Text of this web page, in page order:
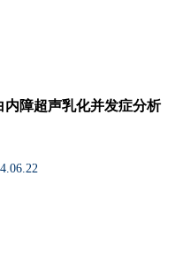
障超声乳化并发症分析